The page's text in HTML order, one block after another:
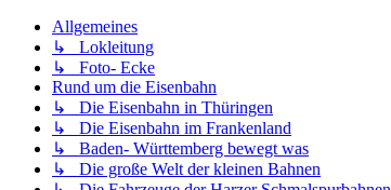
Allgemeines
↳ Lokleitung
↳ Foto- Ecke
Rund um die Eisenbahn
↳ Die Eisenbahn in Thüringen
↳ Die Eisenbahn im Frankenland
↳ Baden- Württemberg bewegt was
↳ Die große Welt der kleinen Bahnen